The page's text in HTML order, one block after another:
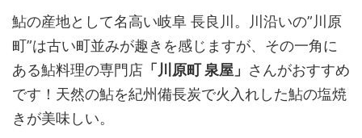
鮎の産地として名高い岐阜 長良川。川沿いの”川原
町”は古い町並みが趣きを感じますが、その一角に
ある鮎料理の専門店 「川原町 泉屋」 さんがおすすめ
です！天然の鮎を紀州備長炭で火入れした鮎の塩焼
きが美味しい。